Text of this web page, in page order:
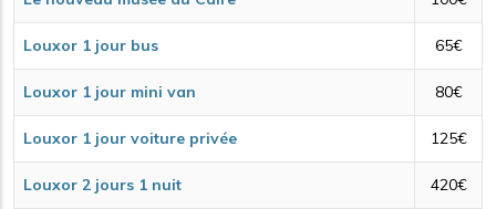
Louxor 1 jour bus 65€
Louxor 1 jour mini van 80€
Louxor 1 jour voiture privée 125€
Louxor 2 jours 1 nuit 420€